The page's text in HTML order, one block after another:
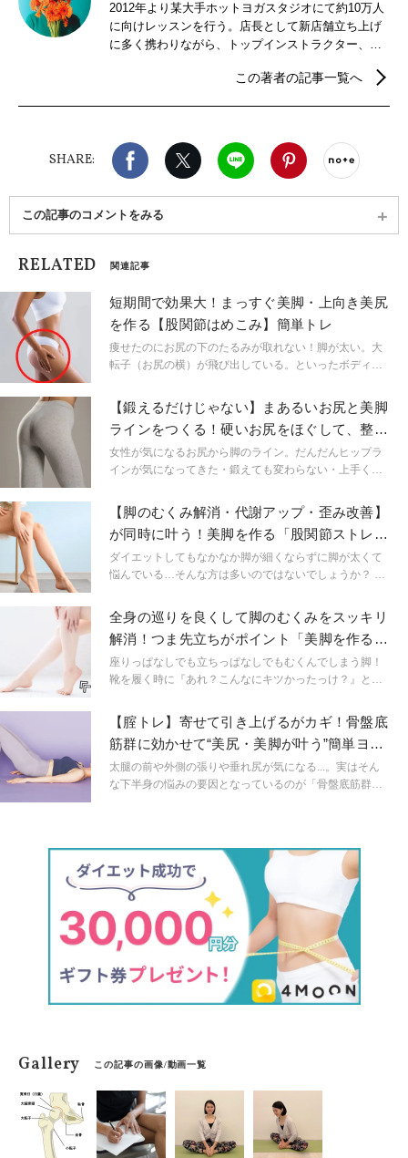
2012年より某大手ホットヨガスタジオにて約10万人
に向けレッスンを行う。店長として新店舗立ち上げ
に多く携わりながら、トップインストラクター、イ
人材育成を行うスーパーバイザーとして関西十数店
ルでのヨガクラス、オーガニックブランドとのタイ
アップイベントなど、ヘルシーなライフスタイルの
レーナーとして全国各地でリトリート開催、オンラ
TTC／ムドラーヨガTTC ／骨盤底筋TRヨガTTC ／美
ッサージセラピスト(タイ政府認定)／ナチュラルビュ
ーティースタイリスト／サウナスパ健康アドバイザ
ー
この著者の記事一覧へ
SHARE:
Facebook X（旧twitter）
LINE Pinterest
この記事のコメントをみる
RELATED 関連記事
短期間で効果大！まっすぐ美脚・上向き美尻
を作る【股関節はめこみ】簡単トレ
痩せたのにお尻の下のたるみが取れない！脚が太い。大
転子（お尻の横）が飛び出している。といったボディラ
簡単で続けやすいのに【美脚・美尻】の効果が出やすい
人気のエクササイズです。短時間で行えますので、是非
定期的に行ってみて下さい。
【鍛えるだけじゃない】まあるいお尻と美脚
ラインをつくる！硬いお尻をほぐして、整え
る方法
女性が気になるお尻から脚のライン。だんだんヒップラ
インが気になってきた・鍛えても変わらない・上手く力
うになった・・・そんな経験はありませんか？それはお
尻の筋肉が硬いことが原因かもしれません。お尻をほぐ
すと、まあるいお尻と綺麗なラインが生まれるだけでな
く、腰・股関節・膝の違和感も楽になるという良いこと
ばかりです。
【脚のむくみ解消・代謝アップ・歪み改善】
が同時に叶う！美脚を作る「股関節ストレッ
チ＆ほぐし」
ダイエットしてもなかなか脚が細くならずに脚が太くて
悩んでいる…そんな方は多いのではないでしょうか？ 脚
細くなるストレッチと脚痩せに効果があるほぐしを3つご
紹介します！
全身の巡りを良くして脚のむくみをスッキリ
解消！つま先立ちがポイント「美脚を作るヨ
ガ」【動画】
座りっぱなしでも立ちっぱなしでもむくんでしまう脚！
靴を履く時に『あれ？こんなにキツかったっけ？』と思
の場限りの改善になってしまうかも……。巡りを良くし
てむくみにくい、疲れにくい美脚を作りましょう！
【腟トレ】寄せて引き上げるがカギ！骨盤底
筋群に効かせて“美尻・美脚が叶う”簡単ヨガ
ワーク
太腿の前や外側の張りや垂れ尻が気になる...。実はそん
な下半身の悩みの要因となっているのが「骨盤底筋群」
Gallery この記事の画像/動画一覧